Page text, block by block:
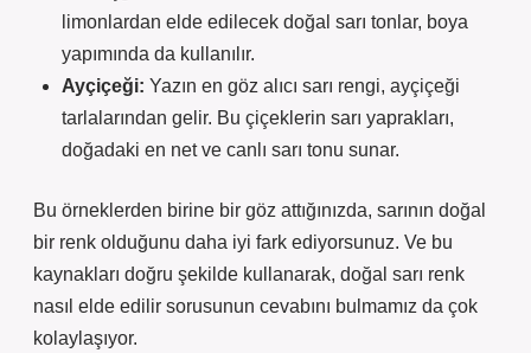
limonlardan elde edilecek doğal sarı tonlar, boya
yapımında da kullanılır.
Ayçiçeği: Yazın en göz alıcı sarı rengi, ayçiçeği
tarlalarından gelir. Bu çiçeklerin sarı yaprakları,
doğadaki en net ve canlı sarı tonu sunar.
Bu örneklerden birine bir göz attığınızda, sarının doğal
bir renk olduğunu daha iyi fark ediyorsunuz. Ve bu
kaynakları doğru şekilde kullanarak, doğal sarı renk
nasıl elde edilir sorusunun cevabını bulmamız da çok
kolaylaşıyor.